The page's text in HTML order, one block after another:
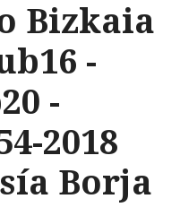
Bizkaia
-
-
2018
Borja